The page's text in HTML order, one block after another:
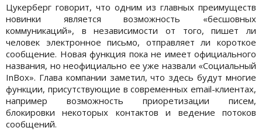
Цукерберг говорит, что одним из главных преимуществ
новинки является возможность «бесшовных
коммуникаций», в независимости от того, пишет ли
человек электронное письмо, отправляет ли короткое
сообщение. Новая функция пока не имеет официального
названия, но неофициально ее уже назвали «Социальный
InBox». Глава компании заметил, что здесь будут многие
функции, присутствующие в современных email-клиентах,
например возможность приоретизации писем,
блокировки некоторых контактов и ведение потоков
сообщений.